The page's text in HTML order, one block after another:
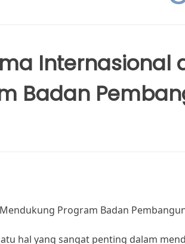
Internasional
Badan
Program Badan
hal yang sangat penting dalam